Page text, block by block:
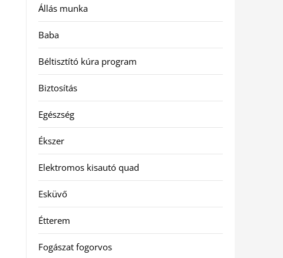
Állás munka
Baba
Béltisztító kúra program
Biztosítás
Egészség
Ékszer
Elektromos kisautó quad
Esküvő
Étterem
Fogászat fogorvos